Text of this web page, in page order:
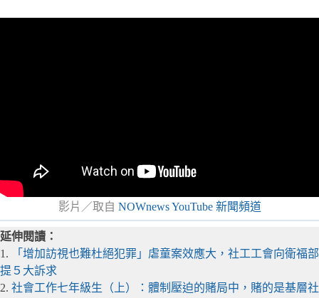
影片／取自 NOWnews YouTube 新聞頻道
延伸閱讀：
1.
「增加訪視也難杜絕犯罪」虐童案效應大，社工工會向衛福部
提５大訴求
2. 社會工作七年級生（上）：體制壓迫的賭局中，賭的是基層社